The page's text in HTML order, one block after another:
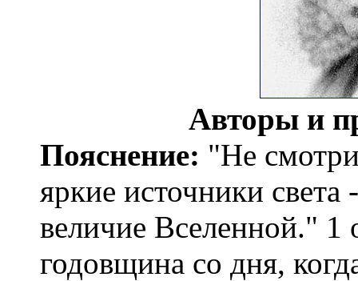
Авторы и
Пояснение: "Не
яркие источники света
величие Вселенной." 1
годовщина со дня,